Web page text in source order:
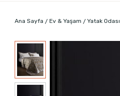
Ana Sayfa Ev & Yaşam Yatak Odası